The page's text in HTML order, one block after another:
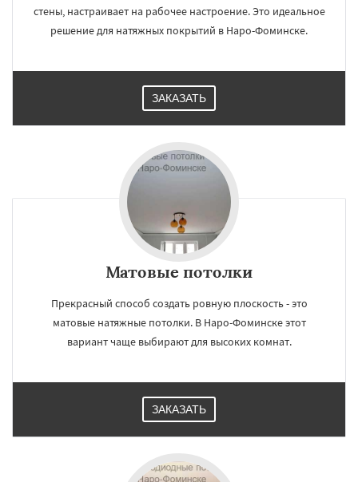
стены, настраивает на рабочее настроение. Это идеальное
решение для натяжных покрытий в Наро-Фоминске.
ЗАКАЗАТЬ
Матовые потолки
Прекрасный способ создать ровную плоскость - это
матовые натяжные потолки. В Наро-Фоминске этот
вариант чаще выбирают для высоких комнат.
ЗАКАЗАТЬ